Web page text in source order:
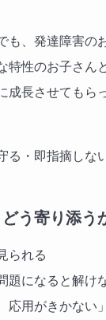
も、発達障害の
特性のお子さ
長させてもら
る・即指摘しな
う寄り添
られる
題になると解け
応用がきかない」